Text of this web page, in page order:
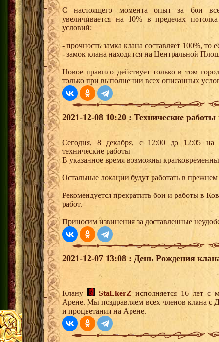
С настоящего момента опыт за бои
увеличивается на 10% в пределах
условий:
- прочность замка клана составляет 100%, то
- замок клана находится на Центральной
Новое правило действует только в том
только при выполнении всех описанных
2021-12-08 10:20 : Технические
Сегодня, 8 декабря, с 12:00 до 12:05 на
технические работы.
В указанное время возможны
Остальные локации будут работать в
Рекомендуется прекратить бои и работы в
работ.
Приносим извинения за доставленные
2021-12-07 13:08 : День Рождения
Клану StaLkerZ исполняется 16 лет с
Арене. Мы поздравляем всех членов клана с
и процветания на Арене.